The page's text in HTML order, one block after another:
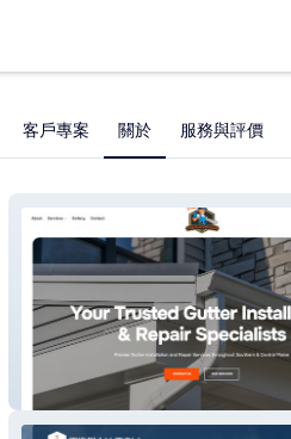
客戶專案 關於 服務與評價
Dan the Gutter Man